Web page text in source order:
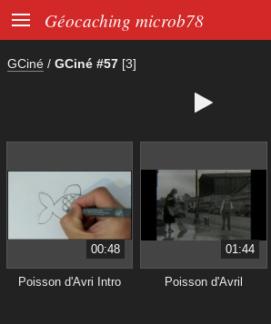
 Géocaching microb78
GCiné / GCiné #57 [3]

00:48
Poisson d'Avri Intro
01:44
Poisson d'Avril